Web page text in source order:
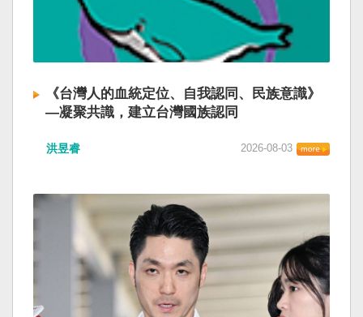
《台灣人的血統定位、自我認同、民族意識》
—凝聚共識，建立台灣國族認同
洪昱睿 2026-08-03